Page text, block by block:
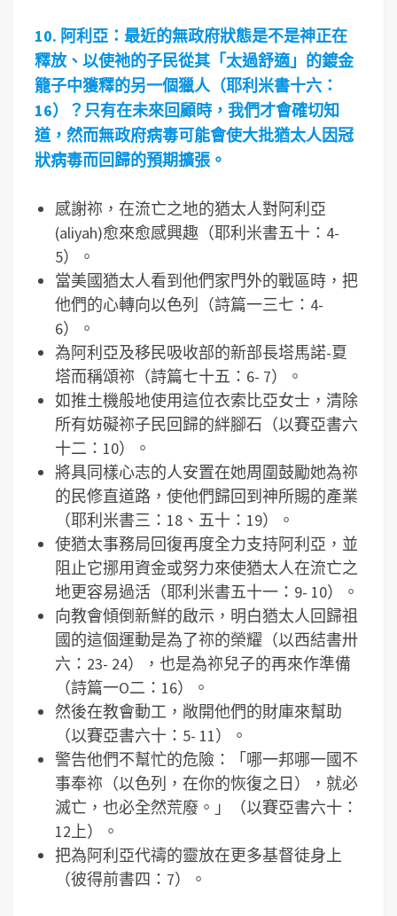
10. 阿利亞：最近的無政府狀態是不是神正在
釋放、以使祂的子民從其「太過舒適」的鍍金
籠子中獲釋的另一個獵人（耶利米書十六：
16）？只有在未來回顧時，我們才會確切知
道，然而無政府病毒可能會使大批猶太人因冠
狀病毒而回歸的預期擴張。
感謝祢，在流亡之地的猶太人對阿利亞
(aliyah)愈來愈感興趣（耶利米書五十：4-
5）。
當美國猶太人看到他們家門外的戰區時，把
他們的心轉向以色列（詩篇一三七：4-
6）。
為阿利亞及移民吸收部的新部長塔馬諾-夏
塔而稱頌祢（詩篇七十五：6- 7）。
如推土機般地使用這位衣索比亞女士，清除
所有妨礙祢子民回歸的絆腳石（以賽亞書六
十二：10）。
將具同樣心志的人安置在她周圍鼓勵她為祢
的民修直道路，使他們歸回到神所賜的產業
（耶利米書三：18、五十：19）。
使猶太事務局回復再度全力支持阿利亞，並
阻止它挪用資金或努力來使猶太人在流亡之
地更容易過活（耶利米書五十一：9- 10）。
向教會傾倒新鮮的啟示，明白猶太人回歸祖
國的這個運動是為了祢的榮耀（以西結書卅
六：23- 24），也是為祢兒子的再來作準備
（詩篇一O二：16）。
然後在教會動工，敞開他們的財庫來幫助
（以賽亞書六十：5- 11）。
警告他們不幫忙的危險：「哪一邦哪一國不
事奉祢（以色列，在你的恢復之日），就必
滅亡，也必全然荒廢。」（以賽亞書六十：
12上）。
把為阿利亞代禱的靈放在更多基督徒身上
（彼得前書四：7）。